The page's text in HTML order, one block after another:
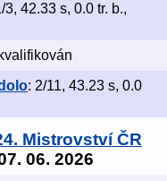
3, 42.33 s, 0.0 tr. b.,
: 2/11, 43.23 s, 0.0
Mistrovství ČR
06. 2026